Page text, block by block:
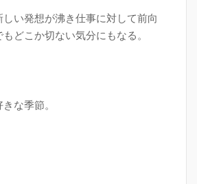
い発想が沸き仕事に対して前向
どこか切ない気分にもなる。
な季節。